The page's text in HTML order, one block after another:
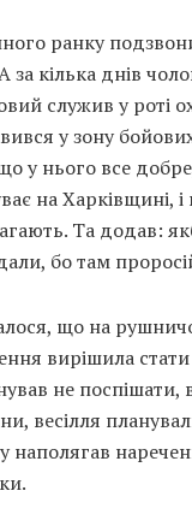
ранку
за кілька днів
служив у роті
у зону
у нього все
на Харківщині,
Та додав:
бо там
що на
вирішила
не поспішати,
весілля
наполягав